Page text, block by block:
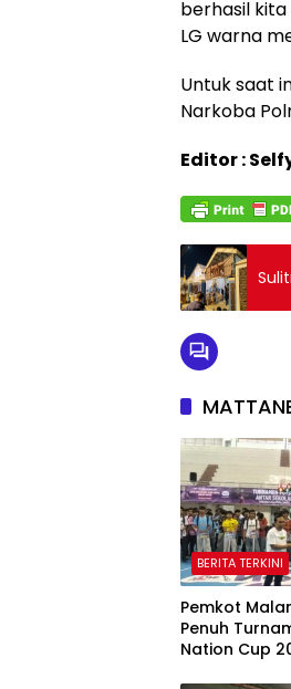
berhasil
LG warna
Untuk saat
Narkoba
Editor :
BERITA TERKINI
Pemkot
Penuh
Nation Cup